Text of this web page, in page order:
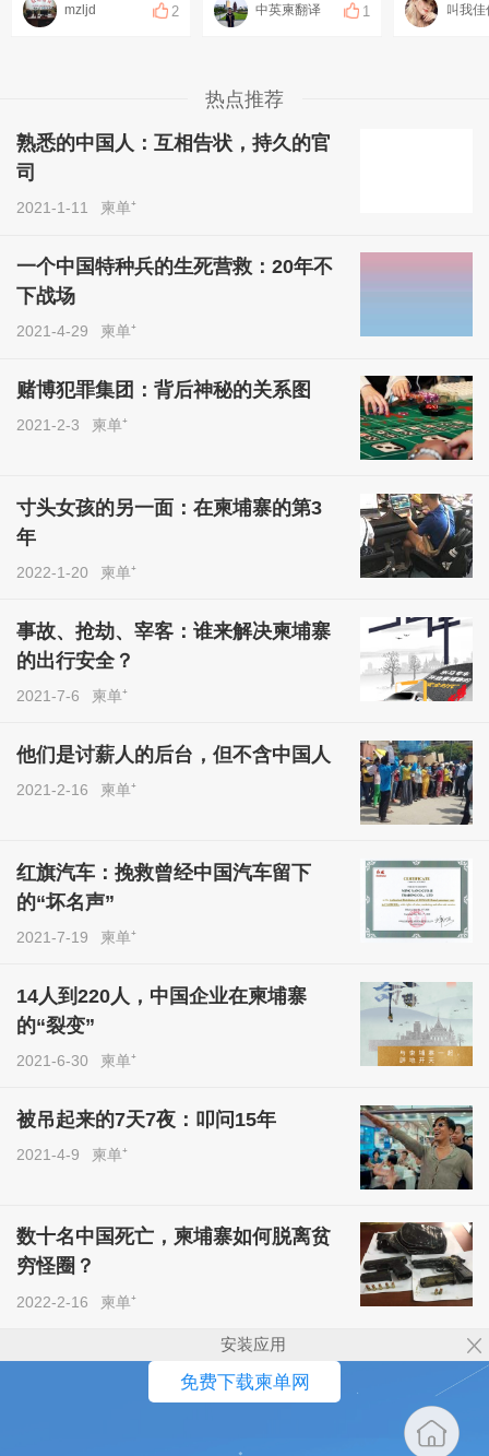
mzljd 2 中英柬翻译 1 叫我佳
热点推荐
熟悉的中国人：互相告状，持久的官
司
2021-1-11 柬单⁺
一个中国特种兵的生死营救：20年不
下战场
2021-4-29 柬单⁺
赌博犯罪集团：背后神秘的关系图
2021-2-3 柬单⁺
寸头女孩的另一面：在柬埔寨的第3
年
2022-1-20 柬单⁺
事故、抢劫、宰客：谁来解决柬埔寨
的出行安全？
2021-7-6 柬单⁺
他们是讨薪人的后台，但不含中国人
2021-2-16 柬单⁺
红旗汽车：挽救曾经中国汽车留下
的“坏名声”
2021-7-19 柬单⁺
14人到220人，中国企业在柬埔寨
的“裂变”
2021-6-30 柬单⁺
被吊起来的7天7夜：叩问15年
2021-4-9 柬单⁺
数十名中国死亡，柬埔寨如何脱离贫
穷怪圈？
2022-2-16 柬单⁺
安装应用
免费下载柬单网